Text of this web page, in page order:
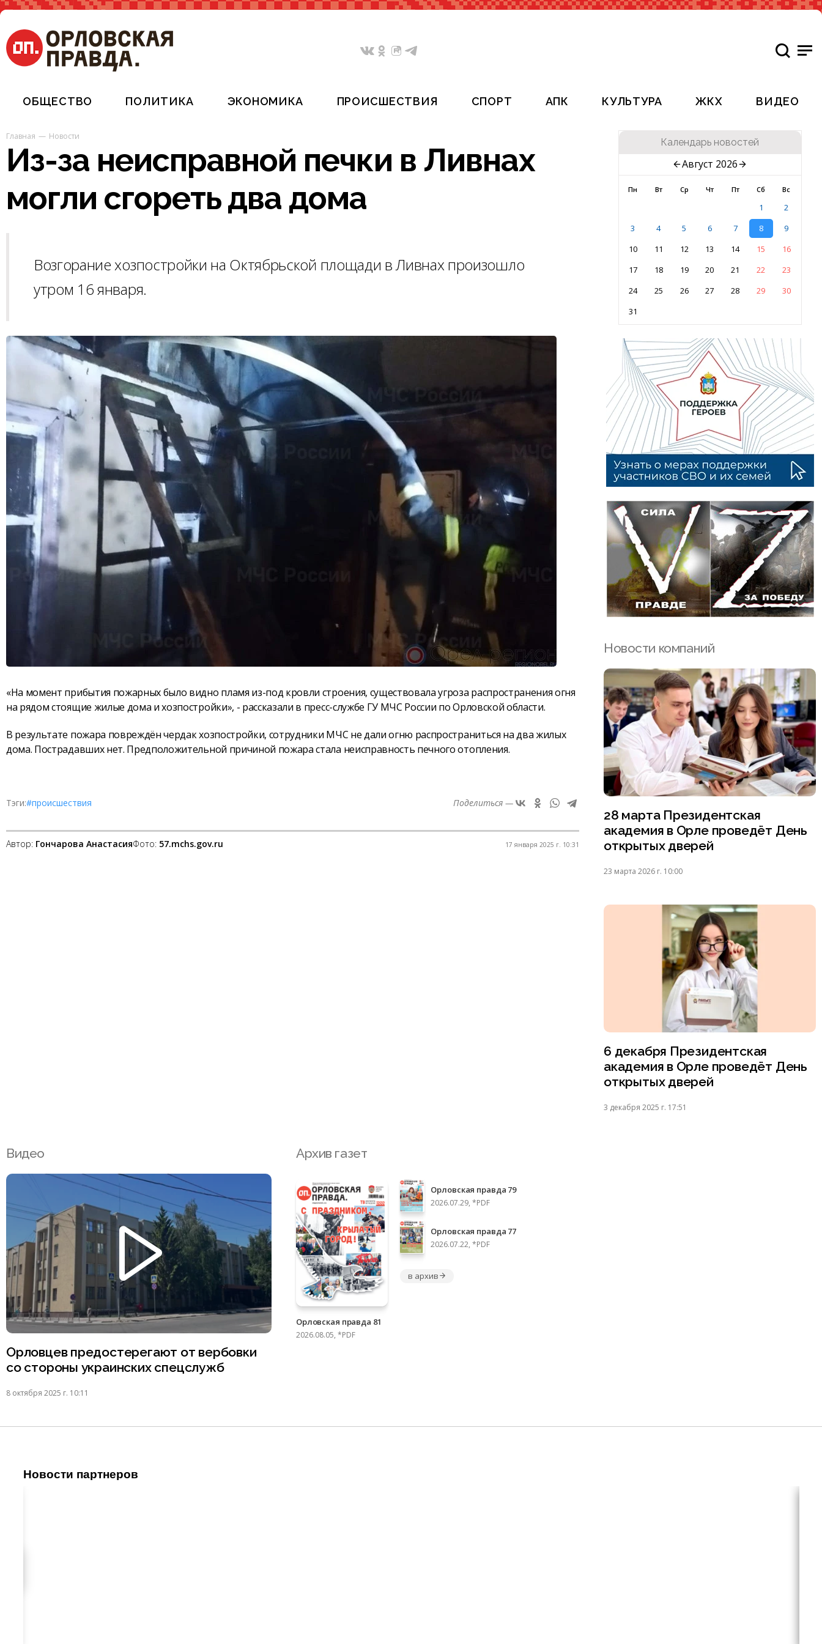
ОБЩЕСТВО ПОЛИТИКА ЭКОНОМИКА ПРОИСШЕСТВИЯ СПОРТ АПК КУЛЬТУРА ЖКХ ВИДЕО
Главная Новости
Из-за неисправной печки в Ливнах
могли сгореть два дома
Возгорание хозпостройки на Октябрьской площади в Ливнах произошло
утром 16 января.
«На момент прибытия пожарных было видно пламя из-под кровли строения, существовала угроза распространения огня
на рядом стоящие жилые дома и хозпостройки», - рассказали в пресс-службе ГУ МЧС России по Орловской области.
В результате пожара повреждён чердак хозпостройки, сотрудники МЧС не дали огню распространиться на два жилых
дома. Пострадавших нет. Предположительной причиной пожара стала неисправность печного отопления.
Тэги:#происшествия Поделиться —
Автор: Гончарова АнастасияФото: 57.mchs.gov.ru 17 января 2025 г. 10:31
Календарь новостей
Август 2026
Пн Вт Ср Чт Пт Сб Вс
1
2
3
4 5 6 7 8
9
10
11 12 13 14 15
16
17
18 19 20 21 22
23
24
25 26 27 28 29
30
31
Новости компаний
28 марта Президентская
академия в Орле проведёт День
открытых дверей
23 марта 2026 г. 10:00
6 декабря Президентская
академия в Орле проведёт День
открытых дверей
3 декабря 2025 г. 17:51
Видео
Орловцев предостерегают от вербовки
со стороны украинских спецслужб
8 октября 2025 г. 10:11
Архив газет
Орловская правда 81
2026.08.05, *PDF
Орловская правда 79
2026.07.29, *PDF
Орловская правда 77
2026.07.22, *PDF
в архив
Новости партнеров